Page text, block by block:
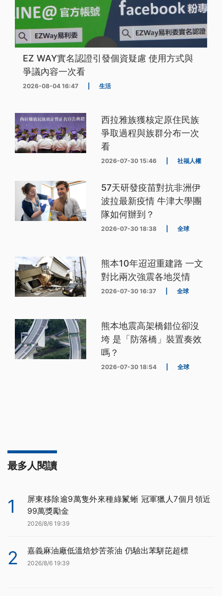
EZ WAY實名認證引發個資疑慮 使用方式與
爭議內容一次看
2026-08-04 16:47 生活
西拉雅族獲核定原住民族
爭取過程與族群分布一次
看
2026-07-30 15:46 社福人權
57天研發疫苗對抗非洲伊
波拉最新疫情 牛津大學團
隊如何辦到？
2026-07-30 18:38 全球
熊本10年迢迢重建路 一文
對比兩次強震各地災情
2026-07-30 16:37 全球
熊本地震高架橋錯位卻沒
垮 是「防落橋」裝置奏效
嗎？
2026-07-30 18:54 全球
最多人閱讀
1
屏東移除逾9萬隻外來種綠鬣蜥 冠軍獵人7個月領近
99萬獎勵金
2026/8/6 19:39
2 嘉義麻油廠低溫焙炒苦茶油 仍驗出苯駢芘超標
2026/8/6 19:39